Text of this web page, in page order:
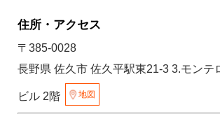
住所・アクセス
〒385-0028
長野県 佐久市 佐久平駅東21-3 3.モンテ
ビル 2階 地図